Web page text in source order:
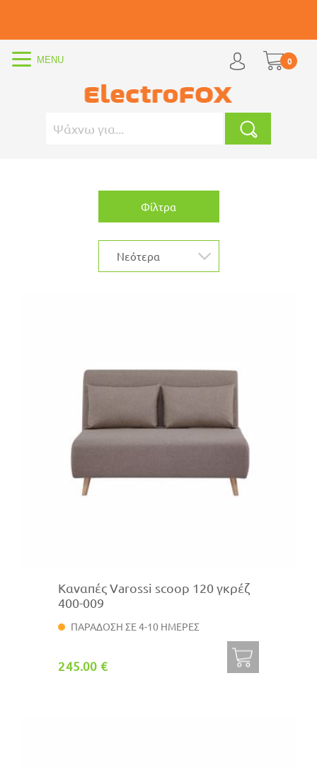
0
Φίλτρα
Καναπές Varossi scoop 120 γκρέζ
400-009
ΠΑΡΑΔΟΣΗ ΣΕ 4-10 ΗΜΕΡΕΣ
245.00 €